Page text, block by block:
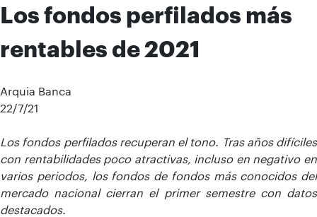
Los fondos perfilados más
rentables de 2021
Arquia Banca
22/7/21
Los fondos perfilados recuperan el tono. Tras años difíciles
con rentabilidades poco atractivas, incluso en negativo en
varios periodos, los fondos de fondos más conocidos del
mercado nacional cierran el primer semestre con datos
destacados.